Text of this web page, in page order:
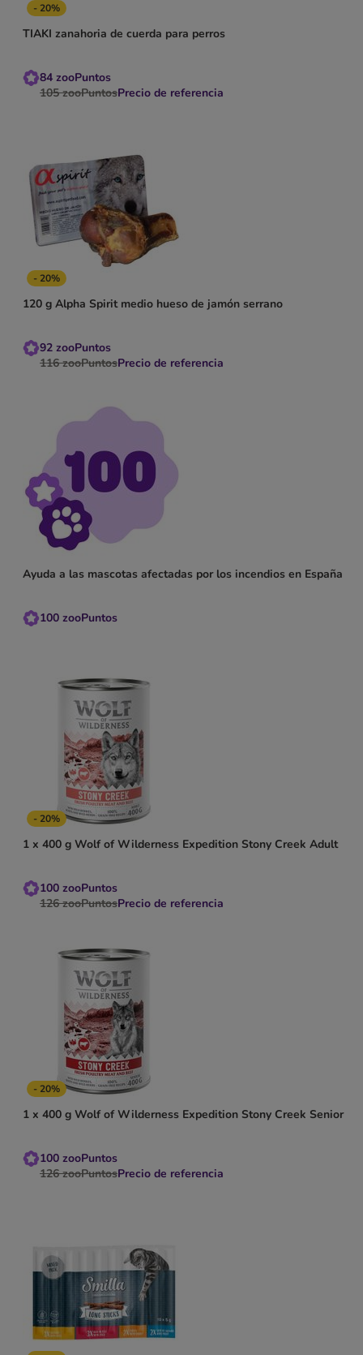
- 20%
TIAKI zanahoria de cuerda para perros
84 zooPuntos
105 zooPuntosPrecio de referencia
- 20%
120 g Alpha Spirit medio hueso de jamón serrano
92 zooPuntos
116 zooPuntosPrecio de referencia
Ayuda a las mascotas afectadas por los incendios en España
100 zooPuntos
- 20%
1 x 400 g Wolf of Wilderness Expedition Stony Creek Adult
100 zooPuntos
126 zooPuntosPrecio de referencia
- 20%
1 x 400 g Wolf of Wilderness Expedition Stony Creek Senior
100 zooPuntos
126 zooPuntosPrecio de referencia